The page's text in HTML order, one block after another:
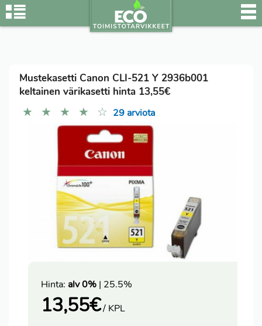
Mustekasetti Canon CLI-521 Y 2936b001
keltainen värikasetti hinta 13,55€
★ ★ ★ ★ ☆ 29 arviota
Hinta: alv 0% | 25.5%
13,55€/ KPL